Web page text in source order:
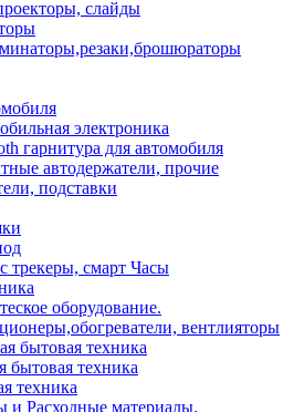
слайды
электроника
гарнитура для автомобиля
автодержатели, прочие
подставки
трекеры, смарт Часы
оборудование.
вентлияторы
бытовая техника
бытовая техника
техника
и Расходные материалы.